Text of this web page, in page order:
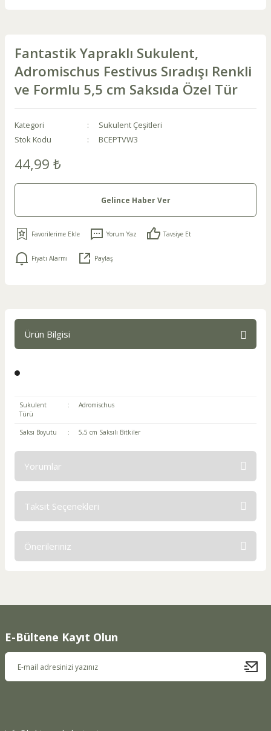
Fantastik Yapraklı Sukulent,
Adromischus Festivus Sıradışı Renkli
ve Formlu 5,5 cm Saksıda Özel Tür
Kategori
Sukulent Çeşitleri
Stok Kodu
BCEPTVW3
44,99 ₺
Gelince Haber Ver
Yorum Yaz Tavsiye Et
Fiyatı Alarmı Paylaş
Ürün Bilgisi
Sukulent
Türü
: Adromischus
Saksı Boyutu : 5,5 cm Saksılı Bitkiler
Yorumlar
Taksit Seçenekleri
Önerileriniz
Ürün resmi kalitesiz, bozuk veya görüntülenemiyor.
E-Bültene Kayıt Olun